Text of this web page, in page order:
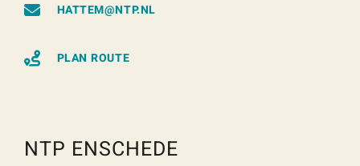
HATTEM@NTP.NL
PLAN ROUTE
NTP ENSCHEDE